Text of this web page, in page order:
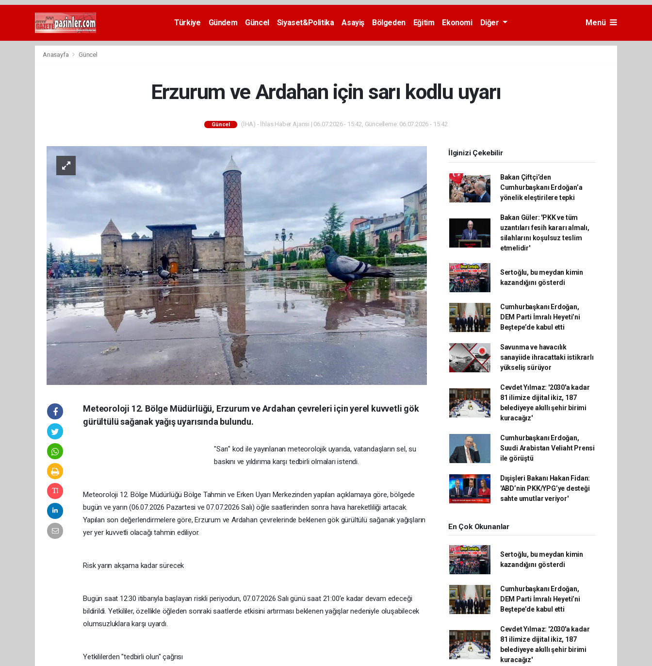
Deneme
Türkiye Gündem Güncel Siyaset&Politika Asayiş Bölgeden Eğitim Ekonomi Diğer Menü
Anasayfa Güncel
Erzurum ve Ardahan için sarı kodlu uyarı
Güncel (İHA) - İhlas Haber Ajansı | 06.07.2026 - 15:42, Güncelleme: 06.07.2026 - 15:42
Meteoroloji 12. Bölge Müdürlüğü, Erzurum ve Ardahan çevreleri için yerel kuvvetli gök
gürültülü sağanak yağış uyarısında bulundu.
"Sarı" kod ile yayınlanan meteorolojik uyarıda, vatandaşların sel, su
baskını ve yıldırıma karşı tedbirli olmaları istendi.
Meteoroloji 12. Bölge Müdürlüğü Bölge Tahmin ve Erken Uyarı Merkezinden yapılan açıklamaya göre, bölgede
bugün ve yarın (06.07.2026 Pazartesi ve 07.07.2026 Salı) öğle saatlerinden sonra hava hareketliliği artacak.
Yapılan son değerlendirmelere göre, Erzurum ve Ardahan çevrelerinde beklenen gök gürültülü sağanak yağışların
yer yer kuvvetli olacağı tahmin ediliyor.
Risk yarın akşama kadar sürecek
Bugün saat 12:30 itibarıyla başlayan riskli periyodun, 07.07.2026 Salı günü saat 21:00’e kadar devam edeceği
bildirildi. Yetkililer, özellikle öğleden sonraki saatlerde etkisini artırması beklenen yağışlar nedeniyle oluşabilecek
olumsuzluklara karşı uyardı.
Yetkililerden "tedbirli olun" çağrısı
İlginizi Çekebilir
Bakan Çiftçi’den
Cumhurbaşkanı Erdoğan’a
yönelik eleştirilere tepki
Bakan Güler: 'PKK ve tüm
uzantıları fesih kararı almalı,
silahlarını koşulsuz teslim
etmelidir'
Sertoğlu, bu meydan kimin
kazandığını gösterdi
Cumhurbaşkanı Erdoğan,
DEM Parti İmralı Heyeti’ni
Beştepe’de kabul etti
Savunma ve havacılık
sanayiide ihracattaki istikrarlı
yükseliş sürüyor
Cevdet Yılmaz: '2030'a kadar
81 ilimize dijital ikiz, 187
belediyeye akıllı şehir birimi
kuracağız'
Cumhurbaşkanı Erdoğan,
Suudi Arabistan Veliaht Prensi
ile görüştü
Dışişleri Bakanı Hakan Fidan:
'ABD’nin PKK/YPG’ye desteği
sahte umutlar veriyor'
En Çok Okunanlar
Sertoğlu, bu meydan kimin
kazandığını gösterdi
Cumhurbaşkanı Erdoğan,
DEM Parti İmralı Heyeti’ni
Beştepe’de kabul etti
Cevdet Yılmaz: '2030'a kadar
81 ilimize dijital ikiz, 187
belediyeye akıllı şehir birimi
kuracağız'